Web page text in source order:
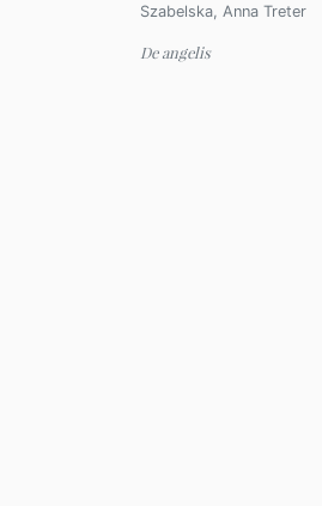
Szabelska, Anna Treter
De angelis